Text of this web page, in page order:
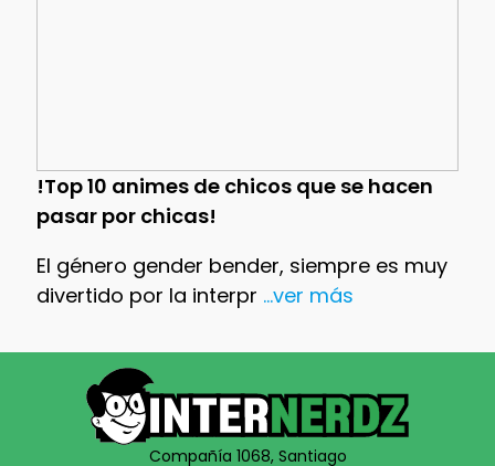
!Top 10 animes de chicos que se hacen
pasar por chicas!
El género gender bender, siempre es muy
divertido por la interpr ...ver más
Compañía 1068, Santiago